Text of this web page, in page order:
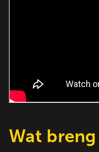
Wat